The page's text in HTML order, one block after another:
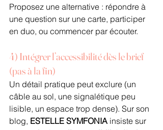
Proposez une alternative : répondre à
une question sur une carte, participer
en duo, ou commencer par écouter.
4) Intégrer l’accessibilité dès le brief
(pas à la fin)
Un détail pratique peut exclure (un
câble au sol, une signalétique peu
lisible, un espace trop dense). Sur son
blog, ESTELLE SYMFONIA insiste sur